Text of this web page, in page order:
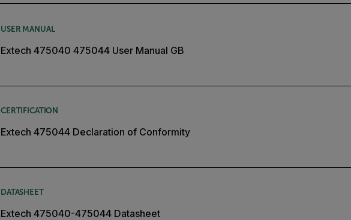
USER MANUAL
Extech 475040 475044 User Manual GB
CERTIFICATION
Extech 475044 Declaration of Conformity
DATASHEET
Extech 475040-475044 Datasheet